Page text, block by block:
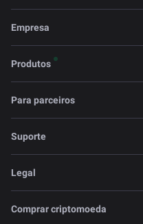
Empresa
Produtos
Para parceiros
Suporte
Legal
Comprar criptomoeda